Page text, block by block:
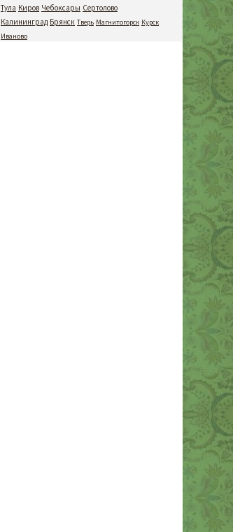
Тула Киров Чебоксары Сертолово
Калининград Брянск Тверь Магнитогорск Курск
Иваново